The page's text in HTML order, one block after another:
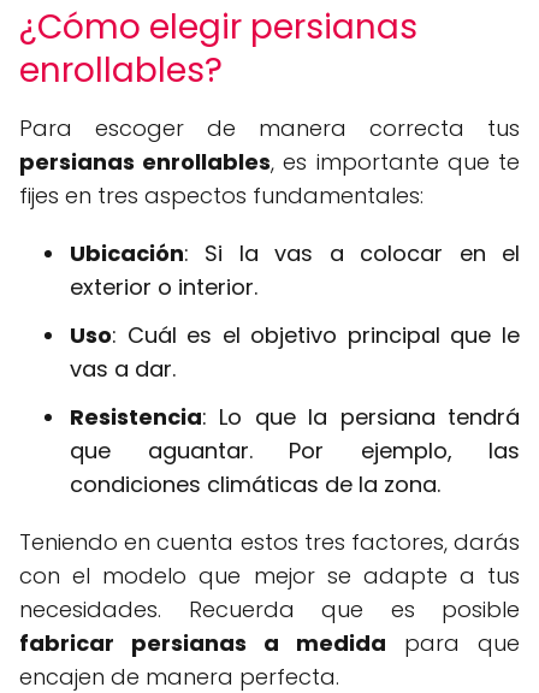
¿Cómo elegir persianas
enrollables?
Para escoger de manera correcta tus
persianas enrollables, es importante que te
fijes en tres aspectos fundamentales:
Ubicación: Si la vas a colocar en el
exterior o interior.
Uso: Cuál es el objetivo principal que le
vas a dar.
Resistencia: Lo que la persiana tendrá
que aguantar. Por ejemplo, las
condiciones climáticas de la zona.
Teniendo en cuenta estos tres factores, darás
con el modelo que mejor se adapte a tus
necesidades. Recuerda que es posible
fabricar persianas a medida para que
encajen de manera perfecta.